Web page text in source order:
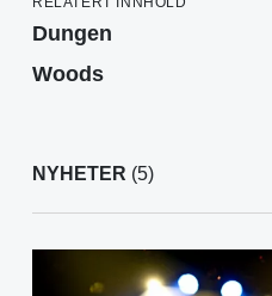
Dungen
Woods
NYHETER (5)